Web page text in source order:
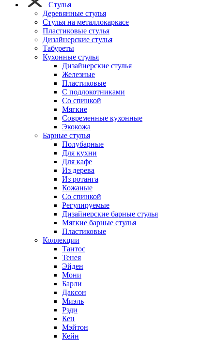
Стулья
Деревянные стулья
Стулья на металлокаркасе
Пластиковые стулья
Дизайнерские стулья
Табуреты
Кухонные стулья
Дизайнерские стулья
Железные
Пластиковые
С подлокотниками
Со спинкой
Мягкие
Современные кухонные
Экокожа
Барные стулья
Полубарные
Для кухни
Для кафе
Из дерева
Из ротанга
Кожаные
Со спинкой
Регулируемые
Дизайнерские барные стулья
Мягкие барные стулья
Пластиковые
Коллекции
Тантос
Тенея
Эйден
Мони
Барли
Даксон
Миэль
Рэди
Кен
Мэйтон
Кейн